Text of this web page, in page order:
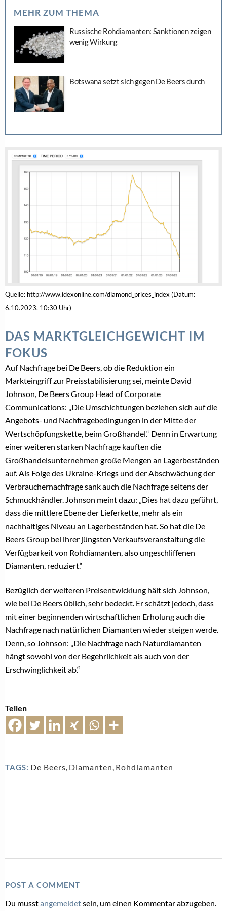
MEHR ZUM THEMA
Russische Rohdiamanten: Sanktionen zeigen
wenig Wirkung
Botswana setzt sich gegen De Beers durch
Quelle: http://www.idexonline.com/diamond_prices_index (Datum:
6.10.2023, 10:30 Uhr)
DAS MARKTGLEICHGEWICHT IM
FOKUS
Auf Nachfrage bei De Beers, ob die Reduktion ein
Markteingriff zur Preisstabilisierung sei, meinte David
Johnson, De Beers Group Head of Corporate
Communications: „Die Umschichtungen beziehen sich auf die
Angebots- und Nachfragebedingungen in der Mitte der
Wertschöpfungskette, beim Großhandel.“ Denn in Erwartung
einer weiteren starken Nachfrage kauften die
Großhandelsunternehmen große Mengen an Lagerbeständen
auf. Als Folge des Ukraine-Kriegs und der Abschwächung der
Verbrauchernachfrage sank auch die Nachfrage seitens der
Schmuckhändler. Johnson meint dazu: „Dies hat dazu geführt,
dass die mittlere Ebene der Lieferkette, mehr als ein
nachhaltiges Niveau an Lagerbeständen hat. So hat die De
Beers Group bei ihrer jüngsten Verkaufsveranstaltung die
Verfügbarkeit von Rohdiamanten, also ungeschliffenen
Diamanten, reduziert.“
Bezüglich der weiteren Preisentwicklung hält sich Johnson,
wie bei De Beers üblich, sehr bedeckt. Er schätzt jedoch, dass
mit einer beginnenden wirtschaftlichen Erholung auch die
Nachfrage nach natürlichen Diamanten wieder steigen werde.
Denn, so Johnson: „Die Nachfrage nach Naturdiamanten
hängt sowohl von der Begehrlichkeit als auch von der
Erschwinglichkeit ab.“
Teilen
TAGS: De Beers Diamanten Rohdiamanten
POST A COMMENT
Du musstangemeldetsein, um einen Kommentar abzugeben.